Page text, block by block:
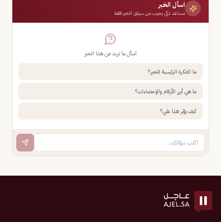
اسأل الخبر
مساعد ذكي يجيب من سياق الخبر فقط
اسأل ما تريد عن هذا الخبر
ما الفكرة الرئيسية للخبر؟
ما هي أبرز الأرقام والإحصاءات؟
كيف يؤثر هذا علي؟